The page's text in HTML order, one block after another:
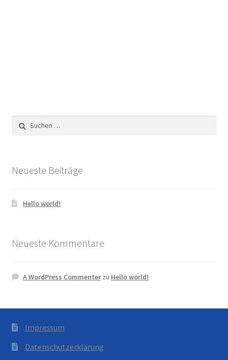
nach:
Neueste Beiträge
Hello world!
Neueste Kommentare
A WordPress Commenterzu Hello world!
Impressum
Datenschutzerklärung